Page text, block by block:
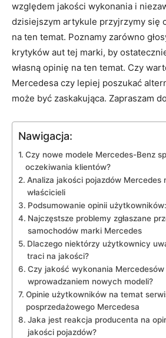
względem jakości wykonania⁣ i
dzisiejszym artykule przyjrzymy⁤ się⁢
na ten temat. Poznamy ⁢zarówno
krytyków aut tej​ marki, ⁤by
własną ‌opinię na⁢ ten temat. Czy
Mercedesa czy⁤ lepiej poszukać
może być zaskakująca. Zapraszam
Nawigacja:
Czy nowe modele Mercedes-Benz
oczekiwania​ klientów?
Analiza jakości⁣ pojazdów Mercedes
właścicieli
Podsumowanie opinii ⁤użytkowników:
Najczęstsze problemy zgłaszane​
⁤samochodów marki Mercedes
Dlaczego⁣ niektórzy użytkownicy
traci na jakości?
Czy ‌jakość wykonania
wprowadzaniem nowych modeli?
Opinie⁣ użytkowników ⁣na temat
posprzedażowego Mercedesa
Jaka jest⁤ reakcja ‍producenta ​na
jakości pojazdów?